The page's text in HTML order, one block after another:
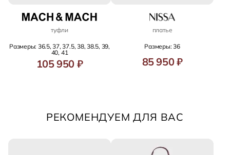
туфли
Размеры: 36.5, 37, 37.5, 38, 38.5, 39,
40, 41
105 950 ₽
платье
Размеры: 36
85 950 ₽
РЕКОМЕНДУЕМ ДЛЯ ВАС